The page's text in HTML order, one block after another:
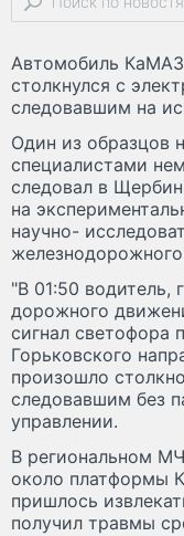
Автомобиль
столкнулся с
следовавшим на
Один из образцов
специалистами
следовал в
на
научно-
"В 01:50 водитель,
дорожного
сигнал светофора
Горьковского
произошло
следовавшим без
управлении.
В региональном
около платформы
пришлось
получил травмы